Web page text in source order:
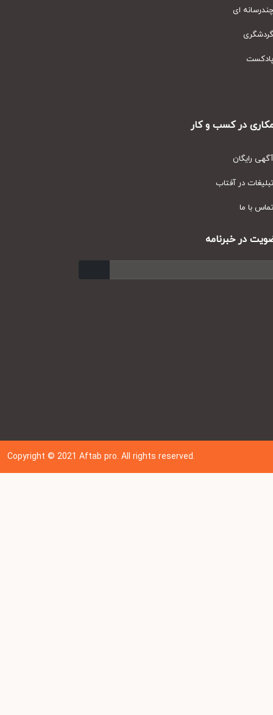
ای
در کسب و کار
رایگان
در آفتاب
با ما
در خبرنامه
Copyright © 202 1Aftab pro. All rights reserved.